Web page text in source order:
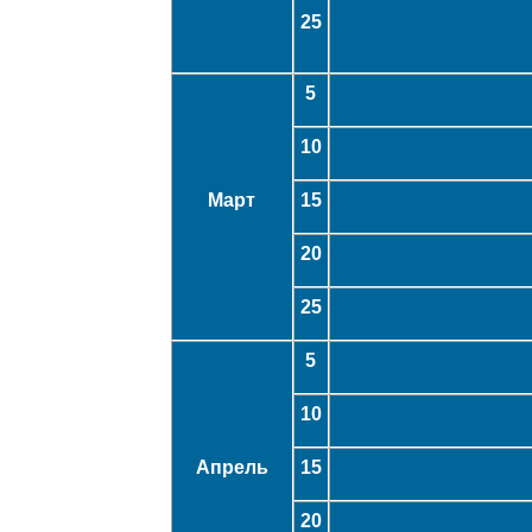
25
Март
5
10
15
20
25
Апрель
5
10
15
20